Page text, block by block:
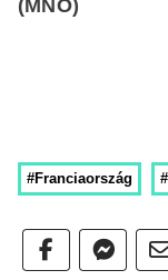
(MNO)
#Franciaország